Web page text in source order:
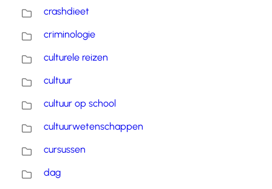
crashdieet
criminologie
culturele reizen
cultuur
cultuur op school
cultuurwetenschappen
cursussen
dag